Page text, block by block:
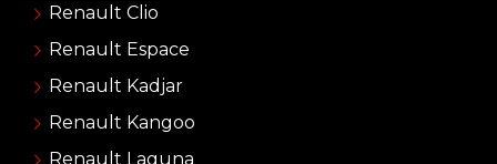
Renault Clio
Renault Espace
Renault Kadjar
Renault Kangoo
Renault Laguna